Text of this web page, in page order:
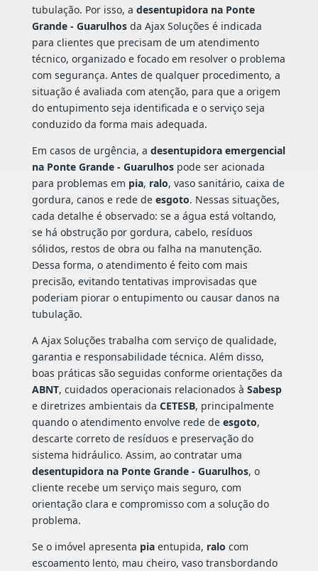
tubulação. Por isso, a desentupidora na Ponte
Grande - Guarulhosda Ajax Soluções é indicada
para clientes que precisam de um atendimento
técnico, organizado e focado em resolver o problema
com segurança. Antes de qualquer procedimento, a
situação é avaliada com atenção, para que a origem
do entupimento seja identificada e o serviço seja
conduzido da forma mais adequada.
Em casos de urgência, a desentupidora emergencial
na Ponte Grande - Guarulhospode ser acionada
para problemas em pia, ralo, vaso sanitário, caixa de
gordura, canos e rede de esgoto. Nessas situações,
cada detalhe é observado: se a água está voltando,
se há obstrução por gordura, cabelo, resíduos
sólidos, restos de obra ou falha na manutenção.
Dessa forma, o atendimento é feito com mais
precisão, evitando tentativas improvisadas que
poderiam piorar o entupimento ou causar danos na
tubulação.
A Ajax Soluções trabalha com serviço de qualidade,
garantia e responsabilidade técnica. Além disso,
boas práticas são seguidas conforme orientações da
ABNT, cuidados operacionais relacionados à Sabesp
e diretrizes ambientais da CETESB, principalmente
quando o atendimento envolve rede de esgoto,
descarte correto de resíduos e preservação do
sistema hidráulico. Assim, ao contratar uma
desentupidora na Ponte Grande - Guarulhos, o
cliente recebe um serviço mais seguro, com
orientação clara e compromisso com a solução do
problema.
Se o imóvel apresenta piaentupida, ralo com
escoamento lento, mau cheiro, vaso transbordando